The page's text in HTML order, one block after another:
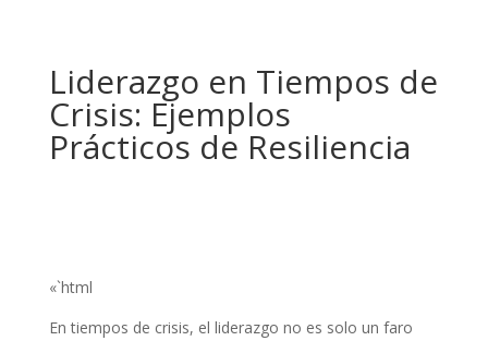
Liderazgo en Tiempos de
Crisis: Ejemplos
Prácticos de Resiliencia
«`html
En tiempos de crisis, el liderazgo no es solo un faro